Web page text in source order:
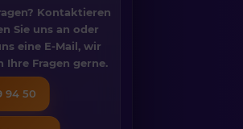
Kontaktieren
Sie uns an oder
eine E-Mail, wir
Ihre Fragen gerne.
94 50